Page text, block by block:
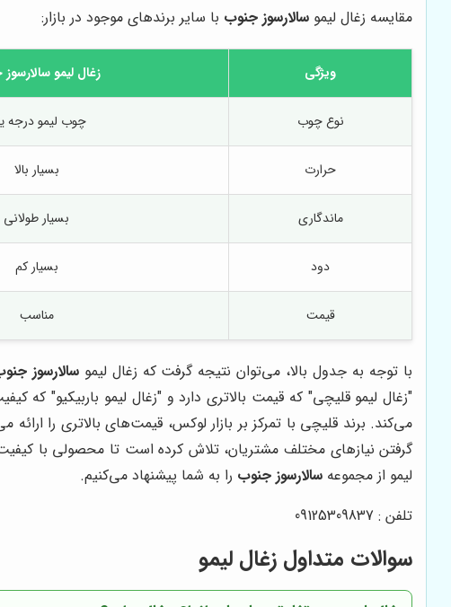
مقایسه زغال لیمو سالارسوز جنوب با سایر برندهای موجود در بازار:
ویژگی زغال لیمو
نوع چوب چوب لیمو درجه
حرارت بسیار بالا
ماندگاری بسیار طولانی
دود بسیار کم
قیمت مناسب
با توجه به جدول بالا، می‌توان نتیجه گرفت که زغال لیموسالارسوز
"زغال لیمو قلیچی" که قیمت بالاتری دارد و "زغال لیمو باربیکیو" که
می‌کند. برند قلیچی با تمرکز بر بازار لوکس، قیمت‌های بالاتری را
گرفتن نیازهای مختلف مشتریان، تلاش کرده است تا محصولی با
لیمو از مجموعه سالارسوز جنوب را به شما پیشنهاد می‌کنیم.
تلفن : 09125309837
سوالات متداول زغال لیمو